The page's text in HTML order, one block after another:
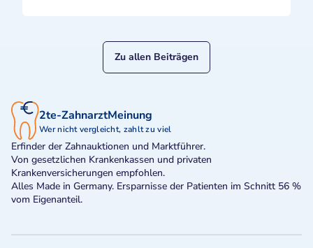
Zu allen Beiträgen
2te-ZahnarztMeinung
Wer nicht vergleicht, zahlt zu viel
Erfinder der Zahnauktionen und Marktführer.
Von gesetzlichen Krankenkassen und privaten
Krankenversicherungen empfohlen.
Alles Made in Germany. Ersparnisse der Patienten im Schnitt 56 %
vom Eigenanteil.